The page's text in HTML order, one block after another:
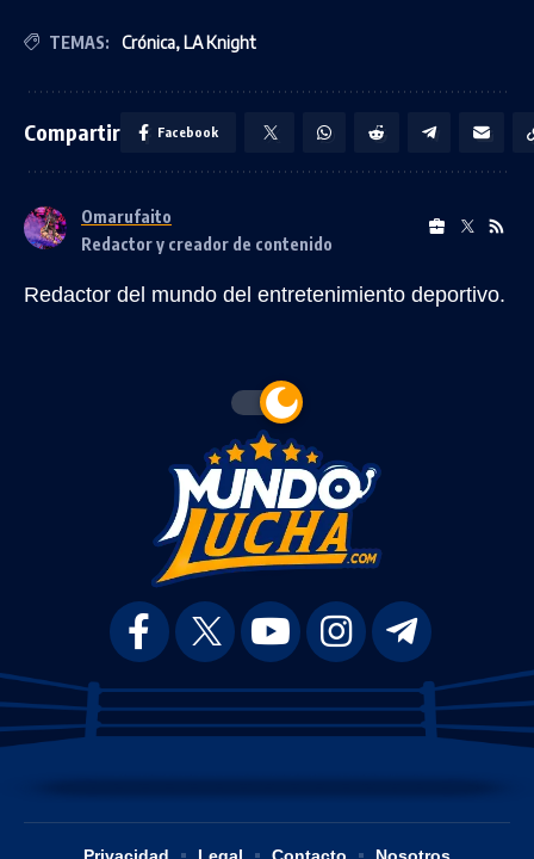
TEMAS: Crónica, LA Knight
Compartir Facebook
Omarufaito
Redactor y creador de contenido
Redactor del mundo del entretenimiento deportivo.
Privacidad Legal Contacto Nosotros